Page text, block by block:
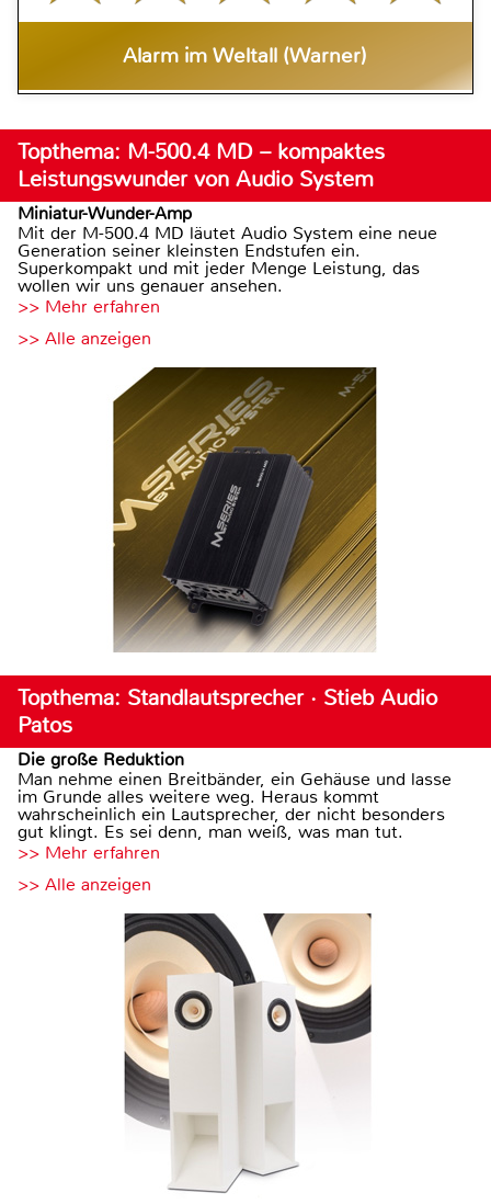
Alarm im Weltall (Warner)
Topthema: M-500.4 MD – kompaktes
Leistungswunder von Audio System
Miniatur-Wunder-Amp
Mit der M-500.4 MD läutet Audio System eine neue
Generation seiner kleinsten Endstufen ein.
Superkompakt und mit jeder Menge Leistung, das
wollen wir uns genauer ansehen.
>> Mehr erfahren
>> Alle anzeigen
Topthema: Standlautsprecher · Stieb Audio
Patos
Die große Reduktion
Man nehme einen Breitbänder, ein Gehäuse und lasse
im Grunde alles weitere weg. Heraus kommt
wahrscheinlich ein Lautsprecher, der nicht besonders
gut klingt. Es sei denn, man weiß, was man tut.
>> Mehr erfahren
>> Alle anzeigen